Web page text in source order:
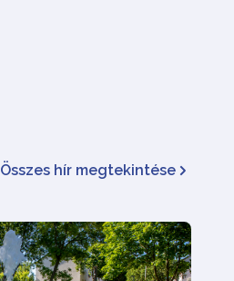
Összes hír megtekintése